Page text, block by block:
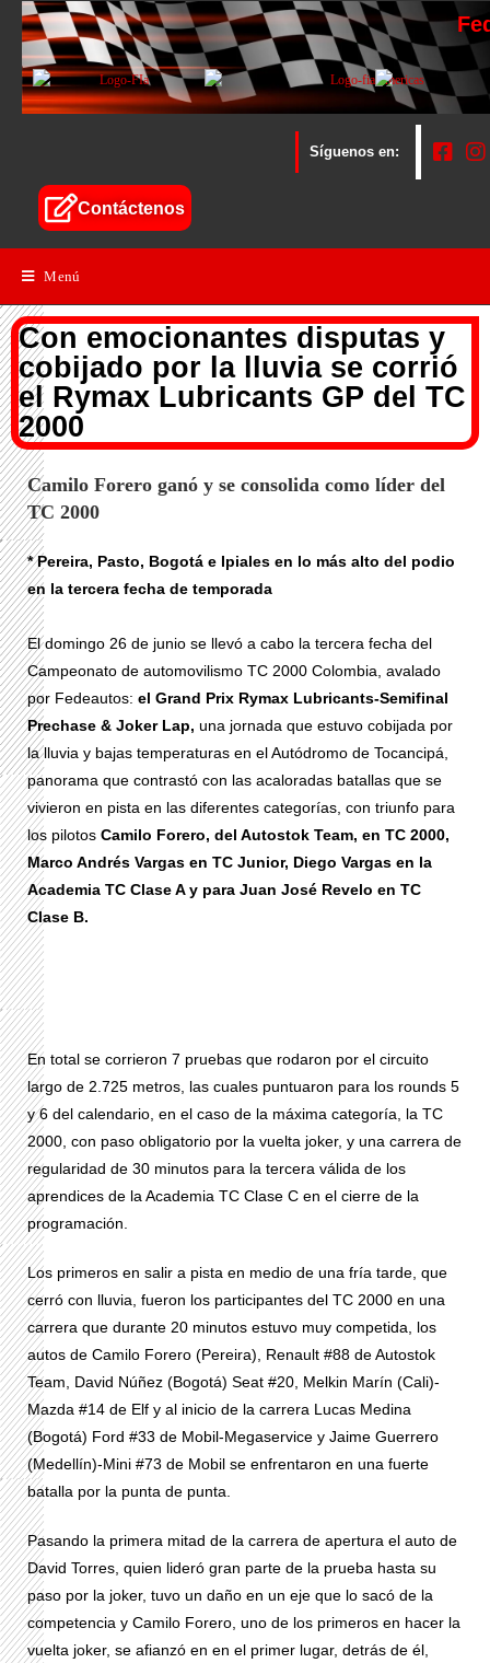
Síguenos en:
Contáctenos
Menú
Con emocionantes disputas y
cobijado por la lluvia se corrió
el Rymax Lubricants GP del TC
2000
Camilo Forero ganó y se consolida como líder del
TC 2000
* Pereira, Pasto, Bogotá e Ipiales en lo más alto del podio
en la tercera fecha de temporada
El domingo 26 de junio se llevó a cabo la tercera fecha del
Campeonato de automovilismo TC 2000 Colombia, avalado
por Fedeautos: el Grand Prix Rymax Lubricants-Semifinal
Prechase & Joker Lap, una jornada que estuvo cobijada por
la lluvia y bajas temperaturas en el Autódromo de Tocancipá,
panorama que contrastó con las acaloradas batallas que se
vivieron en pista en las diferentes categorías, con triunfo para
los pilotos Camilo Forero, del Autostok Team, en TC 2000,
Marco Andrés Vargas en TC Junior, Diego Vargas en la
Academia TC Clase A y para Juan José Revelo en TC
Clase B.
En total se corrieron 7 pruebas que rodaron por el circuito
largo de 2.725 metros, las cuales puntuaron para los rounds 5
y 6 del calendario, en el caso de la máxima categoría, la TC
2000, con paso obligatorio por la vuelta joker, y una carrera de
regularidad de 30 minutos para la tercera válida de los
aprendices de la Academia TC Clase C en el cierre de la
programación.
Los primeros en salir a pista en medio de una fría tarde, que
cerró con lluvia, fueron los participantes del TC 2000 en una
carrera que durante 20 minutos estuvo muy competida, los
autos de Camilo Forero (Pereira), Renault #88 de Autostok
Team, David Núñez (Bogotá) Seat #20, Melkin Marín (Cali)-
Mazda #14 de Elf y al inicio de la carrera Lucas Medina
(Bogotá) Ford #33 de Mobil-Megaservice y Jaime Guerrero
(Medellín)-Mini #73 de Mobil se enfrentaron en una fuerte
batalla por la punta de punta.
Pasando la primera mitad de la carrera de apertura el auto de
David Torres, quien lideró gran parte de la prueba hasta su
paso por la joker, tuvo un daño en un eje que lo sacó de la
competencia y Camilo Forero, uno de los primeros en hacer la
vuelta joker, se afianzó en en el primer lugar, detrás de él,